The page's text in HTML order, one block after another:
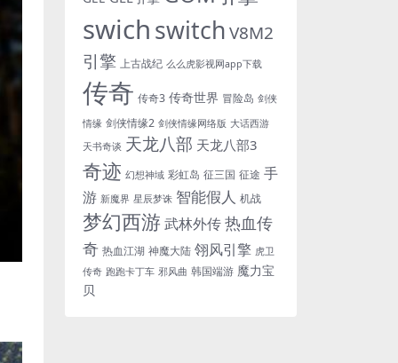
swichswitchV8M2
引擎 上古战纪 么么虎影视网app下载
传奇 传奇3 传奇世界 冒险岛 剑侠
情缘 剑侠情缘2 剑侠情缘网络版 大话西游
天书奇谈 天龙八部 天龙八部3
奇迹 幻想神域 彩虹岛 征三国 征途 手
游 新魔界 星辰梦诛 智能假人 机战
梦幻西游 武林外传热血传
奇 热血江湖 神魔大陆 翎风引擎 虎卫
传奇 跑跑卡丁车 邪风曲 韩国端游 魔力宝
贝